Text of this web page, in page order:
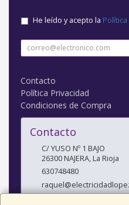
He leído y acepto la
Contacto
Política Privacidad
Condiciones de Compra
Contacto
C/ YUSO Nº 1 BAJO
26300NAJERA,La Rioja
630748480